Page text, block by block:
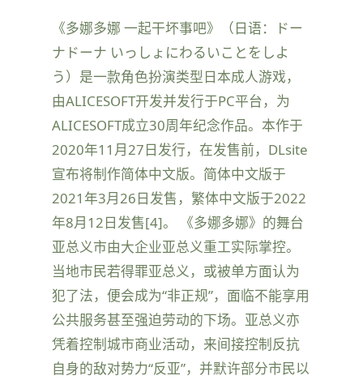
《多娜多娜 一起干坏事吧》（日语：ドー
ナドーナ いっしょにわるいことをしよ
う）是一款角色扮演类型日本成人游戏，
由ALICESOFT开发并发行于PC平台，为
ALICESOFT成立30周年纪念作品。本作于
2020年11月27日发行，在发售前，DLsite
宣布将制作简体中文版。简体中文版于
2021年3月26日发售，繁体中文版于2022
年8月12日发售[4]。 《多娜多娜》的舞台
亚总义市由大企业亚总义重工实际掌控。
当地市民若得罪亚总义，或被单方面认为
犯了法，便会成为“非正规”，面临不能享用
公共服务甚至强迫劳动的下场。亚总义亦
凭着控制城市商业活动，来间接控制反抗
自身的敌对势力“反亚”，并默许部分市民以